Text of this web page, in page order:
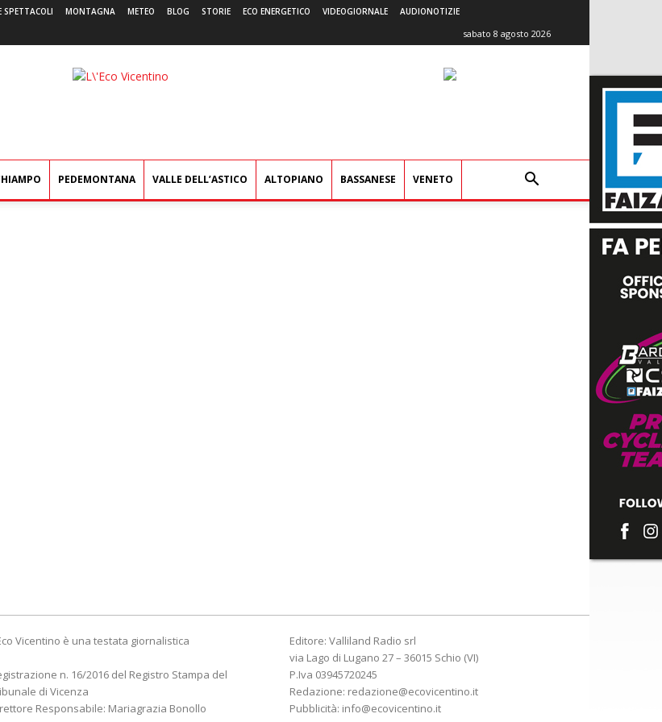
SPETTACOLI MONTAGNA METEO BLOG STORIE ECO ENERGETICO VIDEOGIORNALE AUDIONOTIZIE
sabato 8 agosto 2026
L'Eco
PEDEMONTANA VALLE DELL’ASTICO ALTOPIANO BASSANESE VENETO
Vicentino è una testata giornalistica
n. 16/2016 del Registro Stampa del
di Vicenza
Responsabile: Mariagrazia Bonollo
Editore: Valliland Radio srl
via Lago di Lugano 27 – 36015 Schio (VI)
P.Iva 03945720245
Redazione: redazione@ecovicentino.it
Pubblicità: info@ecovicentino.it